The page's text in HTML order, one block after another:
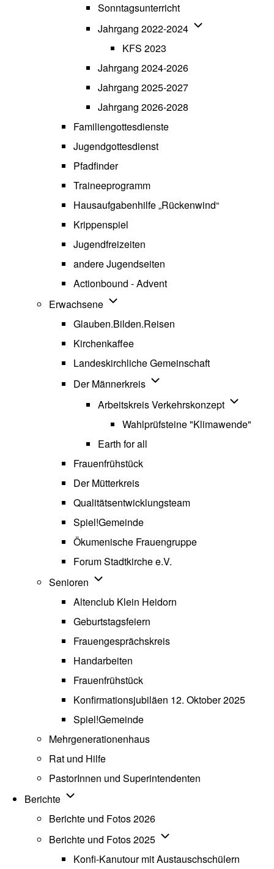
Sonntagsunterricht
Jahrgang 2022-2024 Unternavigation
KFS 2023
Jahrgang 2024-2026
Jahrgang 2025-2027
Jahrgang 2026-2028
Familiengottesdienste
Jugendgottesdienst
Pfadfinder(opens in new tab)
Traineeprogramm
Hausaufgabenhilfe „Rückenwind“
Krippenspiel
Jugendfreizeiten
andere Jugendseiten
Actionbound - Advent
Erwachsene Unternavigation von Erwachsene
Glauben.Bilden.Reisen
Kirchenkaffee
Landeskirchliche Gemeinschaft
Der Männerkreis Unternavigation von Der
Arbeitskreis Verkehrskonzept
Wahlprüfsteine "Klimawende"
Earth for all
Frauenfrühstück
Der Mütterkreis
Qualitätsentwicklungsteam
Spiel!Gemeinde
Ökumenische Frauengruppe
Forum Stadtkirche e.V.
Senioren Unternavigation von Senioren
Altenclub Klein Heidorn
Geburtstagsfeiern
Frauengesprächskreis
Handarbeiten
Frauenfrühstück
Konfirmationsjubiläen 12. Oktober 2025
Spiel!Gemeinde
Mehrgenerationenhaus
Rat und Hilfe
PastorInnen und Superintendenten
Berichte Unternavigation von Berichte
Berichte und Fotos 2026
Berichte und Fotos 2025 Unternavigation von
Konfi-Kanutour mit Austauschschülern